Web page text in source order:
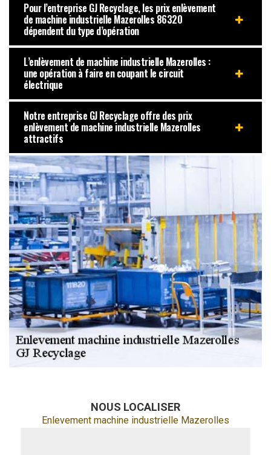
Pour l’entreprise GJ Recyclage, les prix enlèvement
de machine industrielle Mazerolles 86320
dépendent du type d’opération
L’enlèvement de machine industrielle Mazerolles :
une opération à faire en coupant le circuit
électrique
Notre entreprise GJ Recyclage offre des prix
enlèvement de machine industrielle Mazerolles
attractifs
NOUS LOCALISER
Enlevement machine industrielle Mazerolles